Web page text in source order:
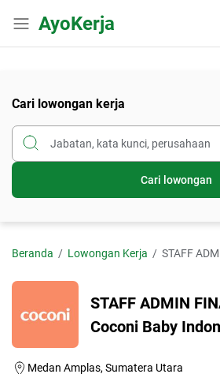
AyoKerja
Cari lowongan kerja
Cari lowongan
Beranda Lowongan Kerja STAFF ADMIN
STAFF ADMIN
Coconi Baby
Medan Amplas, Sumatera Utara